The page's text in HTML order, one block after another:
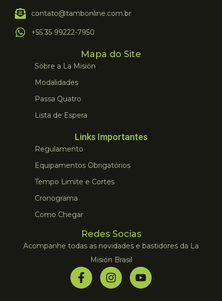
contato@tambonline.com.br
+55 35 99222-7950
Mapa do Site
Sobre a La Misión
Modalidades
Passa Quatro
Lista de Espera
Links Importantes
Regulamento
Equipamentos Obrigatórios
Tempo Limite e Cortes
Cronograma
Como Chegar
Redes Socias
Acompanhe todas as novidades e bastidores da La
Misión Brasil